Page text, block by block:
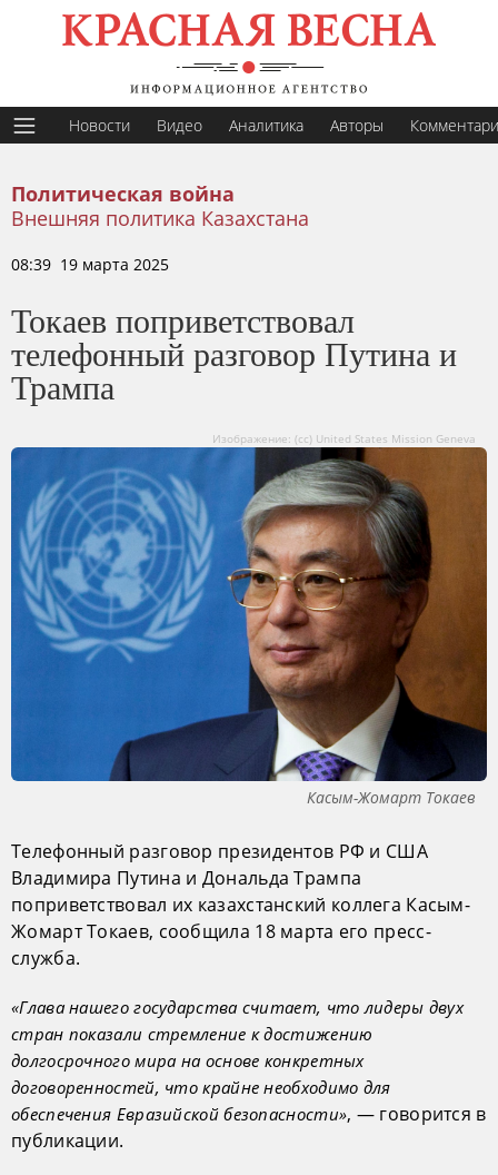
Новости Видео Аналитика Авторы
Политическая война
Внешняя политика Казахстана
08:39 19 марта 2025
Токаев поприветствовал
телефонный разговор Путина и
Трампа
Изображение: (cc) United States Mission Geneva
Касым-Жомарт Токаев
Телефонный разговор президентов РФ и США
Владимира Путина и Дональда Трампа
поприветствовал их казахстанский коллега Касым-
Жомарт Токаев, сообщила 18 марта его пресс-
служба.
«Глава нашего государства считает, что лидеры двух
стран показали стремление к достижению
долгосрочного мира на основе конкретных
договоренностей, что крайне необходимо для
обеспечения Евразийской безопасности», — говорится в
публикации.